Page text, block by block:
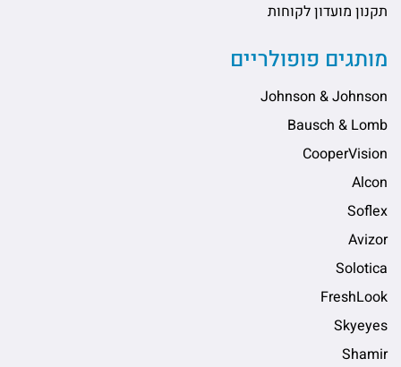
תקנון מועדון לקוחות
מותגים פופולריים
Johnson & Johnson
Bausch & Lomb
CooperVision
Alcon
Soflex
Avizor
Solotica
FreshLook
Skyeyes
Shamir